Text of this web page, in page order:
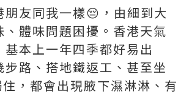
朋友同我一樣😔，由細到大
、體味問題困擾。香港天氣
基本上一年四季都好易出
步路、搭地鐵返工、甚至坐
，都會出現腋下濕淋淋、有